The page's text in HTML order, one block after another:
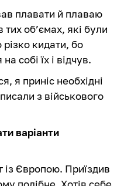
плавати й плаваю
об’ємах, які були
кидати, бо
собі їх і відчув.
я приніс необхідні
з військового
варіанти
Європою. Приїздив